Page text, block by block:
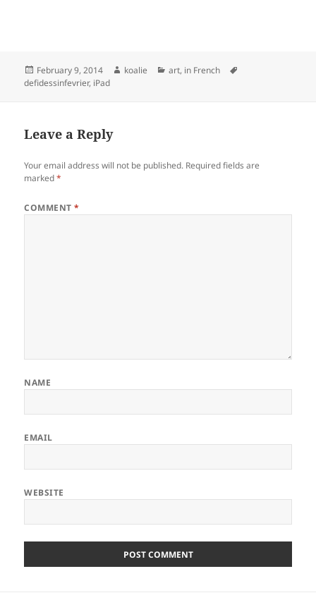
Posted
on
February 9, 2014 Author
koalie Categories
art, in French
defidessinfevrier, iPad
Leave a Reply
Your email address will not be published. Required fields are
marked*
COMMENT*
NAME
EMAIL
WEBSITE